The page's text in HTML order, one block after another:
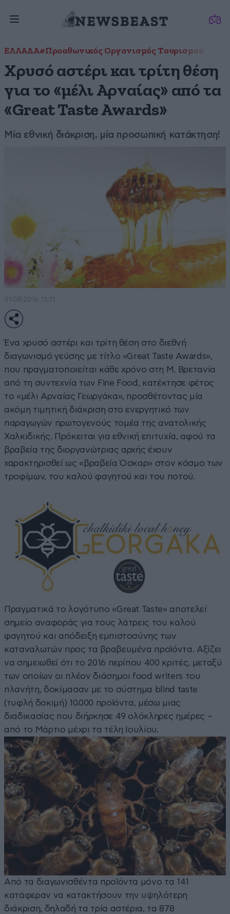
ΕΛΛΑΔΑ#Προαθωνικός Οργανισμός Τουρισμού
Χρυσό αστέρι και τρίτη θέση
για το «μέλι Αρναίας» από τα
«Great Taste Awards»
Μία εθνική διάκριση, μία προσωπική κατάκτηση!
01·08·2016 11:31
Ένα χρυσό αστέρι και τρίτη θέση στο διεθνή
διαγωνισμό γεύσης με τίτλο «Great Taste Awards»,
που πραγματοποιείται κάθε χρόνο στη Μ. Βρετανία
από τη συντεχνία των Fine Food, κατέκτησε φέτος
το «μέλι Αρναίας Γεωργάκα», προσθέτοντας μία
ακόμη τιμητική διάκριση στο ενεργητικό των
παραγωγών πρωτογενούς τομέα της ανατολικής
Χαλκιδικής. Πρόκειται για εθνική επιτυχία, αφού τα
βραβεία της διοργανώτριας αρχής έχουν
χαρακτηρισθεί ως «βραβεία Όσκαρ» στον κόσμο των
τροφίμων, του καλού φαγητού και του ποτού.
Πραγματικά το λογότυπο «Great Taste» αποτελεί
σημείο αναφοράς για τους λάτρεις του καλού
φαγητού και απόδειξη εμπιστοσύνης των
καταναλωτών προς τα βραβευμένα προϊόντα. Αξίζει
να σημειωθεί ότι το 2016 περίπου 400 κριτές, μεταξύ
των οποίων οι πλέον διάσημοι food writers του
πλανήτη, δοκίμασαν με το σύστημα blind taste
(τυφλή δοκιμή) 10.000 προϊόντα, μέσω μιας
διαδικασίας που διήρκησε 49 ολόκληρες ημέρες –
από το Μάρτιο μέχρι τα τέλη Ιουλίου.
Από τα διαγωνισθέντα προϊόντα μόνο τα 141
κατάφεραν να κατακτήσουν την υψηλότερη
διάκριση, δηλαδή τα τρία αστέρια, τα 878